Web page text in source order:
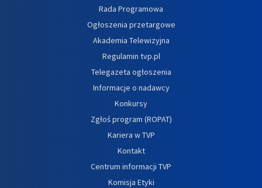
Rada Programowa
Ogłoszenia przetargowe
Akademia Telewizyjna
Regulamin tvp.pl
Telegazeta ogłoszenia
Informacje o nadawcy
Konkursy
Zgłoś program (ROPAT)
Kariera w TVP
Kontakt
Centrum informacji TVP
Komisja Etyki